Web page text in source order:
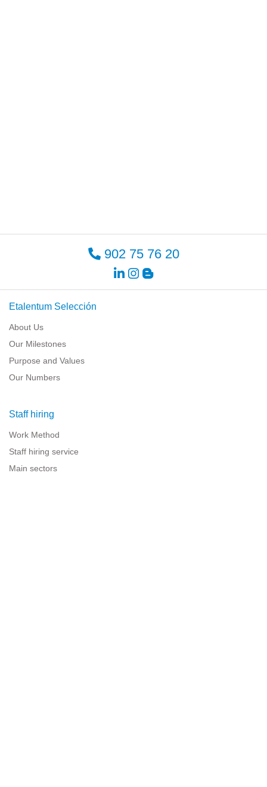
902 75 76 20
Etalentum Selección
About Us
Our Milestones
Purpose and Values
Our Numbers
Staff hiring
Work Method
Staff hiring service
Main sectors